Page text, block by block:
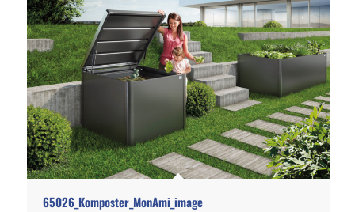
65026_Komposter_MonAmi_image